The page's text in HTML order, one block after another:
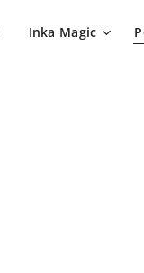
Inka Magic